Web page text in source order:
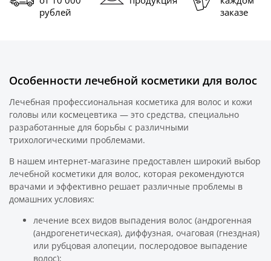
рублей
заказе
Особенности лечебной косметики для волос
Лечебная профессиональная косметика для волос и кожи
головы или космецевтика — это средства, специально
разработанные для борьбы с различными
трихологическими проблемами.
В нашем интернет-магазине предоставлен широкий выбор
лечебной косметики для волос, которая рекомендуются
врачами и эффективно решает различные проблемы в
домашних условиях:
лечение всех видов выпадения волос (андрогенная
(андрогенетическая), диффузная, очаговая (гнездная)
или рубцовая алопеции, послеродовое выпадение
волос);